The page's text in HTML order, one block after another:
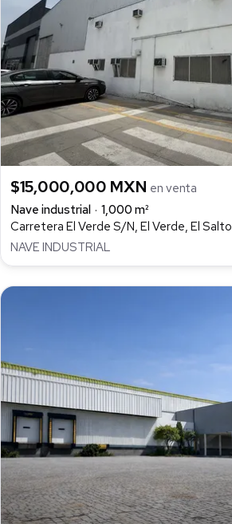
$15,000,000 MXN en venta
Nave industrial
1,000 m²
Carretera El Verde S/N, El Verde, El Salto
NAVE INDUSTRIAL